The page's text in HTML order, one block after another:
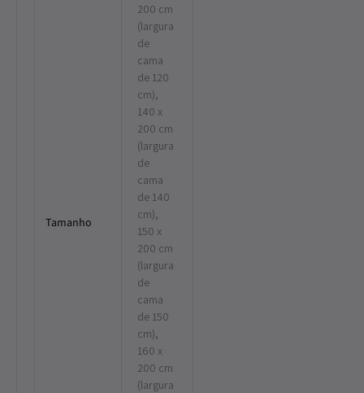
Tamanho
200 cm
(largura
de
cama
de 120
cm),
140 x
200 cm
(largura
de
cama
de 140
cm),
150 x
200 cm
(largura
de
cama
de 150
cm),
160 x
200 cm
(largura